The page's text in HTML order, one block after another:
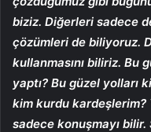
biziz. Diğerleri sadece
çözümleri de biliyoruz.
kullanmasını biliriz. Bu
yaptı? Bu güzel yolları
kim kurdu kardeşlerim?
sadece konuşmayı